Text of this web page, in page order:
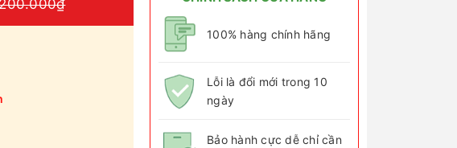
100% hàng chính hãng
Lỗi là đổi mới trong 10
ngày
Bảo hành cực dễ chỉ cần